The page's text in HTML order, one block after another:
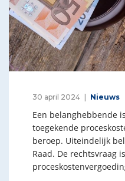
30 april 2024 Nieuws
Een belanghebbende
toegekende
beroep. Uiteindelijk
Raad. De rechtsvraag